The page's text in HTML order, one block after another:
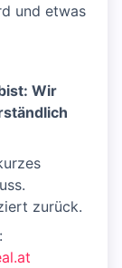
und etwas
Wir
zurück.